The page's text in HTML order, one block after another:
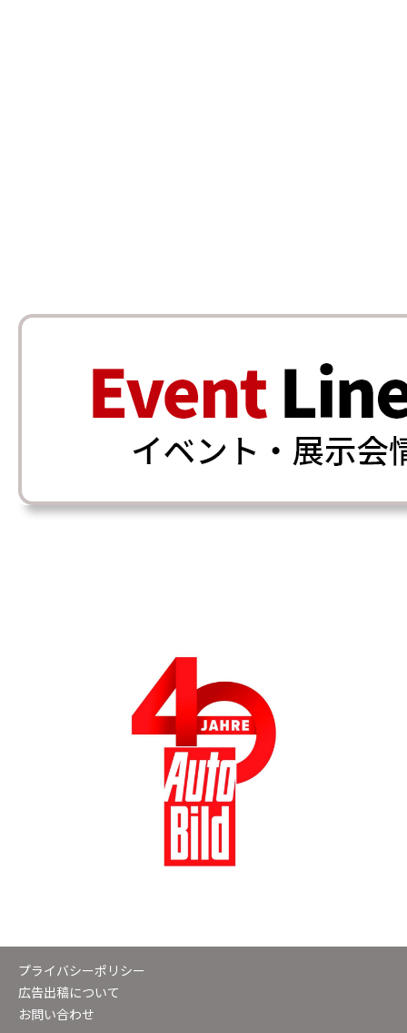
プライバシーポリシー
広告出稿について
お問い合わせ